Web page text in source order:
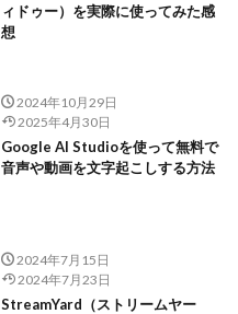
ィドゥー）を実際に使ってみた感
想
2024年10月29日
2025年4月30日
Google AI Studioを使って無料で
音声や動画を文字起こしする方法
2024年7月15日
2024年7月23日
StreamYard（ストリームヤー